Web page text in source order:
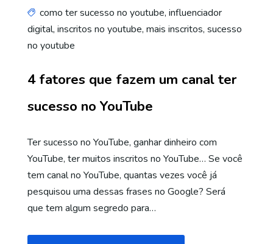
como ter sucesso no youtube, influenciador
digital, inscritos no youtube, mais inscritos, sucesso
no youtube
4 fatores que fazem um canal ter
sucesso no YouTube
Ter sucesso no YouTube, ganhar dinheiro com
YouTube, ter muitos inscritos no YouTube… Se você
tem canal no YouTube, quantas vezes você já
pesquisou uma dessas frases no Google? Será
que tem algum segredo para…